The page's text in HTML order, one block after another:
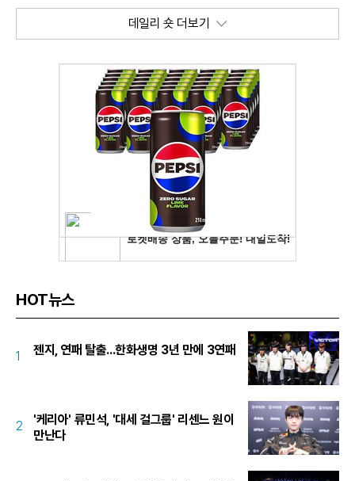
데일리 숏 더보기
HOT뉴스
1 젠지, 연패 탈출...한화생명 3년 만에 3연패
2
'케리아' 류민석, '대세 걸그룹' 리센느 원이
만난다